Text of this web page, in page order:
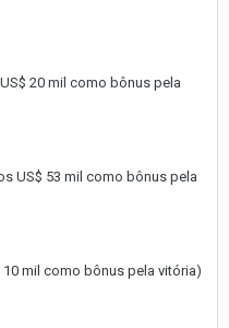
20 mil como bônus pela
US$ 53 mil como bônus pela
10 mil como bônus pela vitória)